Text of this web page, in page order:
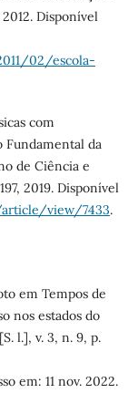
2012. Disponível
02/escola-
com
Fundamental da
de Ciência e
2019. Disponível
view/7433.
em Tempos de
nos estados do
l.], v. 3, n. 9, p.
em: 11 nov. 2022.